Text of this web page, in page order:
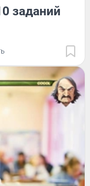
заданий